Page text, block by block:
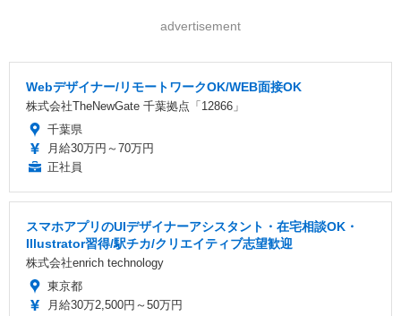
advertisement
Webデザイナー/リモートワークOK/WEB面接OK
株式会社TheNewGate 千葉拠点「12866」
千葉県
月給30万円～70万円
正社員
スマホアプリのUIデザイナーアシスタント・在宅相談OK・
Illustrator習得/駅チカ/クリエイティブ志望歓迎
株式会社enrich technology
東京都
月給30万2,500円～50万円